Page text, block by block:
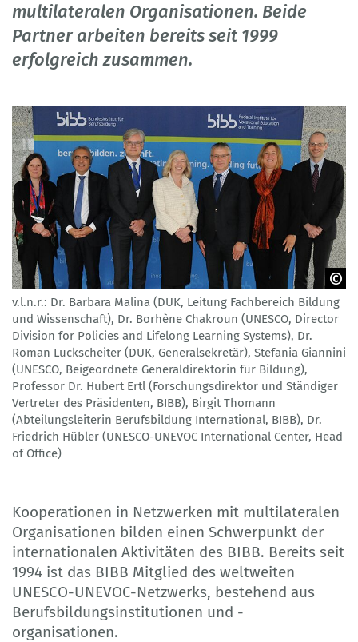
multilateralen Organisationen. Beide
Partner arbeiten bereits seit 1999
erfolgreich zusammen.
BIBB
v.l.n.r.: Dr. Barbara Malina (DUK, Leitung Fachbereich Bildung
und Wissenschaft), Dr. Borhène Chakroun (UNESCO, Director
Division for Policies and Lifelong Learning Systems), Dr.
Roman Luckscheiter (DUK, Generalsekretär), Stefania Giannini
(UNESCO, Beigeordnete Generaldirektorin für Bildung),
Professor Dr. Hubert Ertl (Forschungsdirektor und Ständiger
Vertreter des Präsidenten, BIBB), Birgit Thomann
(Abteilungsleiterin Berufsbildung International, BIBB), Dr.
Friedrich Hübler (UNESCO-UNEVOC International Center, Head
of Office)
Kooperationen in Netzwerken mit multilateralen
Organisationen bilden einen Schwerpunkt der
internationalen Aktivitäten des BIBB. Bereits seit
1994 ist das BIBB Mitglied des weltweiten
UNESCO-UNEVOC-Netzwerks, bestehend aus
Berufsbildungsinstitutionen und -
organisationen.